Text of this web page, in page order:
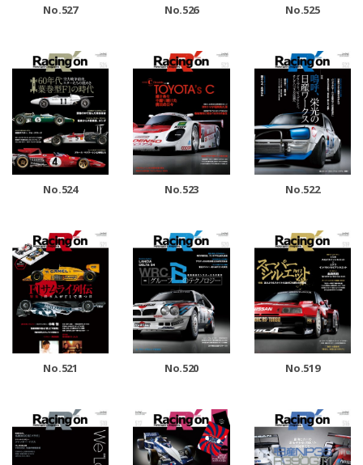
No.527 No.526 No.525
No.524 No.523 No.522
No.521 No.520 No.519